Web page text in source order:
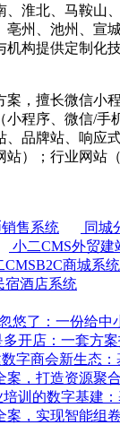
、淮北、马鞍山
亳州、池州、宣
机构提供定制化
案，擅长微信小
程序、微信/手
、品牌站、响应
站）；行业网站
售系统
同城
小二CMS外贸建
CMSB2C商城系统
宿酒店系统
悠了：一份给中
开店：一套方
字商会新生态
案，打造资源聚
训的数字基建
案，实现智能组